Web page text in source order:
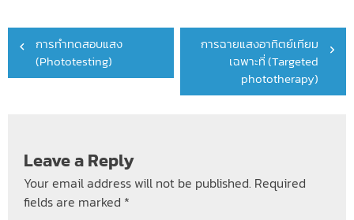
Post
navigation
การทำทดสอบแสง
(Phototesting)
การฉายแสงอาทิตย์เทียม
เฉพาะที่ (Targeted
phototherapy)
Leave a Reply
Your email address will not be published. Required
fields are marked *